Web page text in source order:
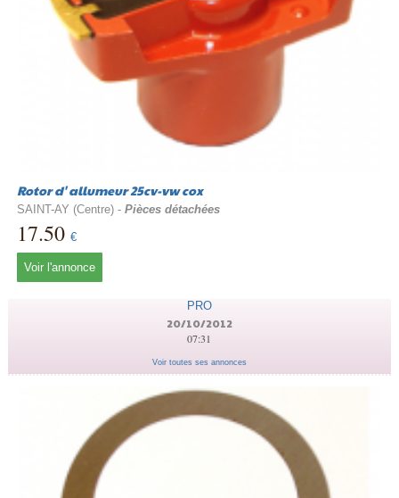
Rotor d' allumeur 25cv-vw cox
SAINT-AY (Centre) - Pièces détachées
17.50 €
Voir l'annonce
PRO
20/10/2012
07:31
Voir toutes ses annonces